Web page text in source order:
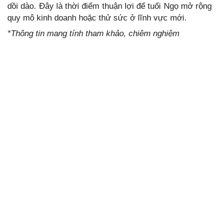
dồi dào. Đây là thời điểm thuận lợi để tuổi Ngọ mở rộng
quy mô kinh doanh hoặc thử sức ở lĩnh vực mới.
*Thông tin mang tính tham khảo, chiêm nghiệm